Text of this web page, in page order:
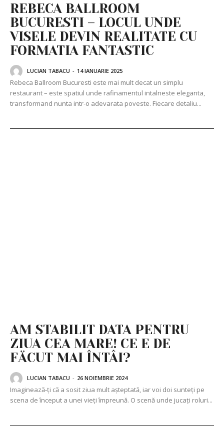
REBECA BALLROOM
BUCURESTI – LOCUL UNDE
VISELE DEVIN REALITATE CU
FORMATIA FANTASTIC
LUCIAN TABACU - 14 IANUARIE 2025
Rebeca Ballroom Bucuresti este mai mult decat un simplu
restaurant – este spatiul unde rafinamentul intalneste eleganta,
transformand nunta intr-o adevarata poveste. Fiecare detaliu...
AM STABILIT DATA PENTRU
ZIUA CEA MARE! CE E DE
FĂCUT MAI ÎNTÂI?
LUCIAN TABACU - 26 NOIEMBRIE 2024
Imaginează-ți că a sosit ziua mult așteptată, iar voi doi sunteți pe
scena de început a unei vieți împreună. O scenă unde jucați roluri...